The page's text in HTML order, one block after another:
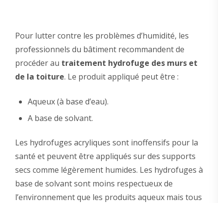
Pour lutter contre les problèmes d’humidité, les
professionnels du bâtiment recommandent de
procéder au traitement hydrofuge des murs et
de la toiture. Le produit appliqué peut être :
Aqueux (à base d’eau).
A base de solvant.
Les hydrofuges acryliques sont inoffensifs pour la
santé et peuvent être appliqués sur des supports
secs comme légèrement humides. Les hydrofuges à
base de solvant sont moins respectueux de
l’environnement que les produits aqueux mais tous